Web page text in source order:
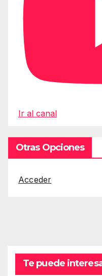
Ir al canal
Otras Opciones
Acceder
Te puede